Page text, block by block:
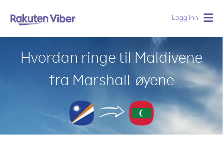
Logg Inn
Hvordan ringe til Maldivene
fra Marshall-øyene